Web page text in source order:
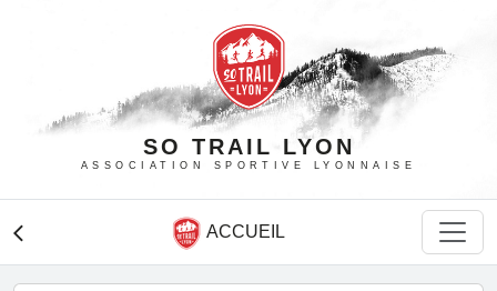
SO TRAIL LYON
ASSOCIATION SPORTIVE LYONNAISE
arrow_back_ios ACCUEIL